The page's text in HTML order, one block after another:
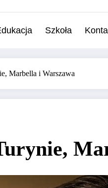
Szkoła
Marbella i Warszawa